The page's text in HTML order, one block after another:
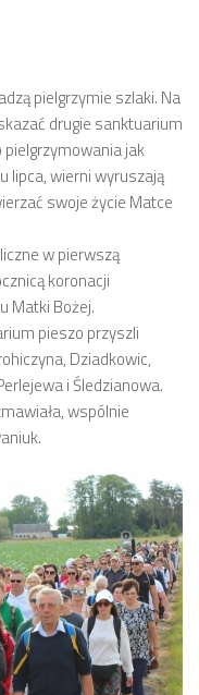
pielgrzymie szlaki. Na
drugie sanktuarium
jak
lipca, wierni wyruszają
swoje życie Matce
w pierwszą
koronacji
Matki Bożej.
pieszo przyszli
Dziadkowic,
i Śledzianowa.
wspólnie